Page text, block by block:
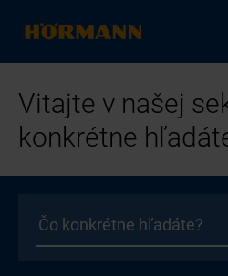
Vitajte v našej
konkrétne